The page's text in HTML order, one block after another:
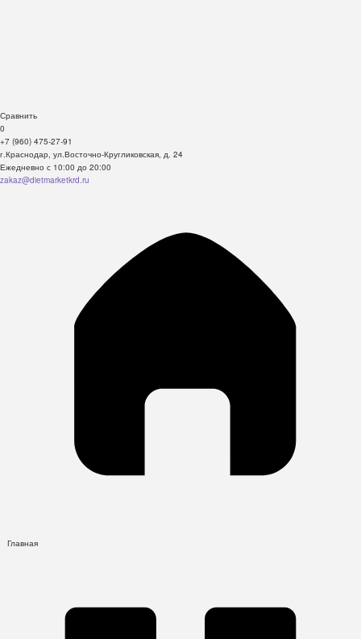
Сравнить
0
+7 (960) 475-27-91
г.Краснодар, ул.Восточно-Кругликовская, д. 24
Ежедневно с 10:00 до 20:00
zakaz@dietmarketkrd.ru
Главная